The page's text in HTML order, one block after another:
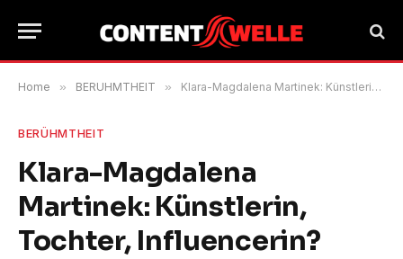
Home » BERÜHMTHEIT » Klara-Magdalena Martinek: Künstlerin, Tochter, Influencerin?
BERÜHMTHEIT
Klara-Magdalena
Martinek: Künstlerin,
Tochter, Influencerin?